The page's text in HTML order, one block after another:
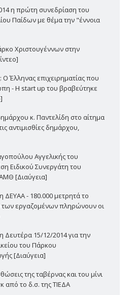
η πρώτη συνεδρίαση του
Παίδων με θέμα την "έννοια
Χριστουγέννων στην
Έλληνας επιχειρηματίας που
- Η start up του βραβεύτηκε
κ. Παντελίδη στο αίτημα
αντιμισθίες δημάρχου,
Αγγελικής του
Ειδικού Συνεργάτη του
[Διαύγεια]
- 180.000 μετρητά το
των εργαζομένων πληρώνουν οι
Δευτέρα 15/12/2014 για την
του Πάρκου
[Διαύγεια]
της ταβέρνας και του μίνι
από το δ.σ. της ΤΙΕΔΑ